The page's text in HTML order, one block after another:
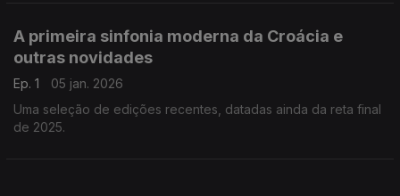
A primeira sinfonia moderna da Croácia e
outras novidades
Ep. 1
05 jan. 2026
Uma seleção de edições recentes, datadas ainda da reta final
de 2025.